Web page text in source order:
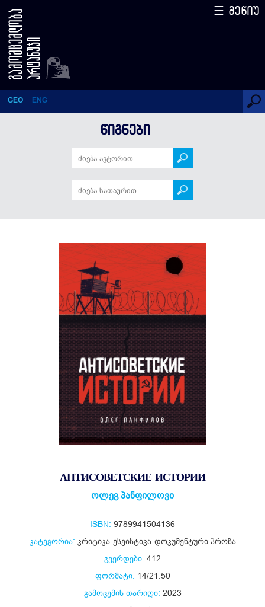
АНТИСОВЕТСКИЕ
ИСТОРИИ
GEO ENG
☰ მენიუ
ᲬᲘᲒᲜᲔᲑᲘ
АНТИСОВЕТСКИЕ ИСТОРИИ
ოლეგ პანფილოვი
ISBN: 9789941504136
კატეგორია: კრიტიკა-ესეისტიკა-დოკუმენტური პროზა
გვერდები: 412
ფორმატი: 14/21.50
გამოცემის თარიღი: 2023